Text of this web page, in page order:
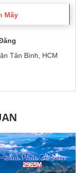
Mây
Tân Bình, HCM